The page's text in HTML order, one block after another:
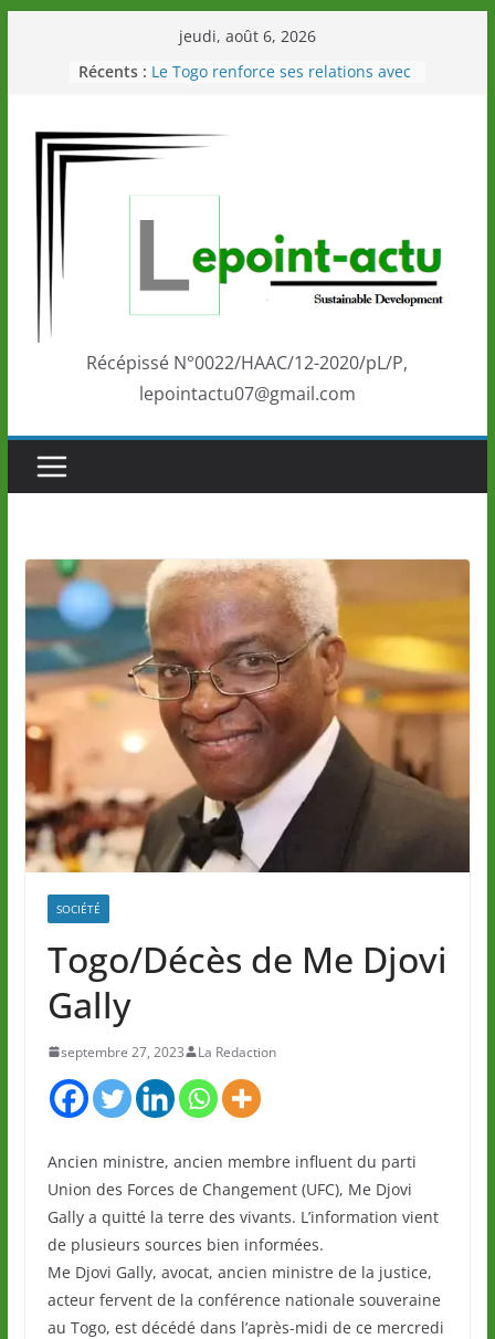
jeudi, août 6, 2026
Récents : Le Togo renforce ses relations avec
Éléphants en Côte d’Ivoire
LOTO DETENTE”, un nouveau tirage
marque de confiance au Togo sur
la scène internationale au-delà des
performances de ses athlètes
Togo: Que retenir de la politique
éducation et de l’ambition de
Récépissé N°0022/HAAC/12-2020/pL/P,
lepointactu07@gmail.com
SOCIÉTÉ
Togo/Décès de Me Djovi
Gally
septembre 27, 2023 La Redaction
Ancien ministre, ancien membre influent du parti
Union des Forces de Changement (UFC), Me Djovi
Gally a quitté la terre des vivants. L’information vient
de plusieurs sources bien informées.
Me Djovi Gally, avocat, ancien ministre de la justice,
acteur fervent de la conférence nationale souveraine
au Togo, est décédé dans l’après-midi de ce mercredi